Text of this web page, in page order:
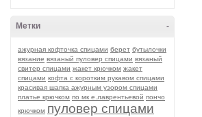
-
Метки
ажурная кофточка спицами берет бутылочки
вязание вязаный пуловер спицами вязаный
свитер спицами жакет крючком жакет
спицами кофта с коротким рукавом спицами
красивая шапка ажурным узором спицами
платье крючком по мк е.лаврентьевой пончо
крючком пуловер спицами